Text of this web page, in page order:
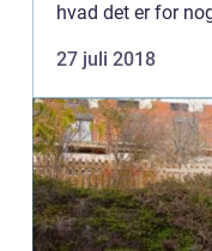
hvad det er for
være a...
27 juli 2018